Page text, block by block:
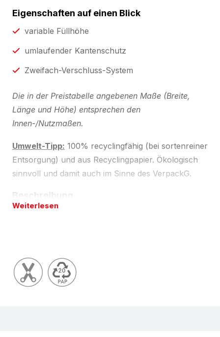
Eigenschaften auf einen Blick
variable Füllhöhe
umlaufender Kantenschutz
Zweifach-Verschluss-System
Die in der Preistabelle angebenen Maße (Breite,
Länge und Höhe) entsprechen den
Innen-/Nutzmaßen.
Umwelt-Tipp: 100% recyclingfähig (bei sortenreiner
Entsorgung) und aus Recyclingpapier. Ökologisch
sinnvoll und damit auch im Sinne des VerpackG.
Beschreibung
Umlaufende Kantenschutz kombiniert mit starkem
Knickschutz. Zweifach-Verschluss-System:
Weiterlesen